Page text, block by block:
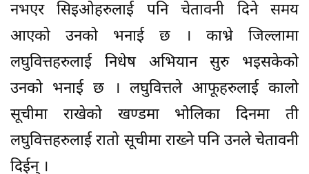
नभएर सिइओहरुलाई पनि चेतावनी दिने समय
आएको उनको भनाई छ । काभ्रे जिल्लामा
लघुवित्तहरुलाई निधेष अभियान सुरु भइसकेको
उनको भनाई छ । लघुवित्तले आफूहरुलाई कालो
सूचीमा राखेको खण्डमा भोलिका दिनमा ती
लघुवित्तहरुलाई रातो सूचीमा राख्ने पनि उनले चेतावनी
दिईन् ।